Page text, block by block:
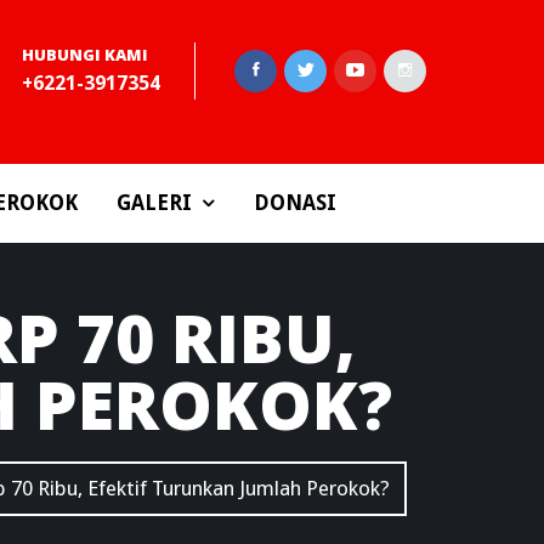
HUBUNGI KAMI
+6221-3917354
GALERI DONASI
70 RIBU,
PEROKOK?
70 Ribu, Efektif Turunkan Jumlah Perokok?